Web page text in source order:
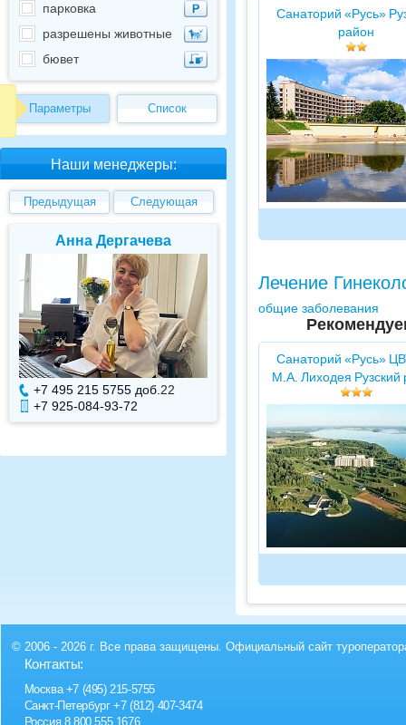
парковка
разрешены животные
бювет
Параметры Список
Наши менеджеры:
Предыдущая Следующая
Анна Дергачева
+7 495 215 5755 доб. 22
+7 925-084-93-72
Елена
+7 495 215 5755 доб.
+7 925-084-93-71
Санаторий «Русь»
район
Лечение
общие заболевания
Санаторий «Русь»
М.А. Лиходея Рузский
© 2006 - 2026 г. Все права защищены. Официальный сайт
Контакты:
Москва+7 (495) 215-5755
Санкт-Петербург+7 (812) 407-3474
Россия 8 800 555 1676